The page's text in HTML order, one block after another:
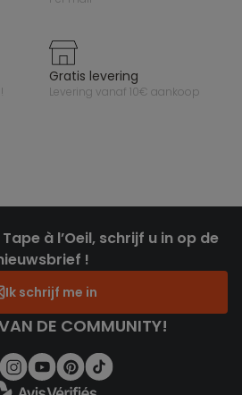
gratis levering
levering vanaf 10€ aankoop
à l’Oeil, schrijf u in op de
!
Ik schrijf me in
DE COMMUNITY!